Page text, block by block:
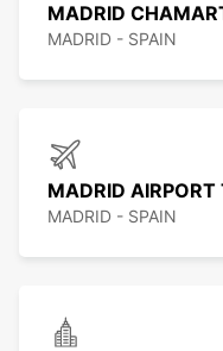
MADRID
MADRID - SPAIN
MADRID
MADRID - SPAIN